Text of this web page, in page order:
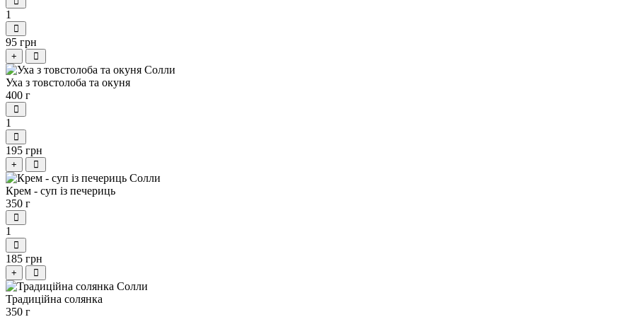
1
95 грн
+
Уха з товстолоба та окуня
400 г
1
195 грн
+
Крем - суп із печериць
350 г
1
185 грн
+
Традиційна солянка
350 г